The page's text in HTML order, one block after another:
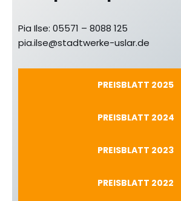
Pia Ilse: 05571 – 8088 125
pia.ilse@stadtwerke-uslar.de
PREISBLATT 2025
PREISBLATT 2024
PREISBLATT 2023
PREISBLATT 2022